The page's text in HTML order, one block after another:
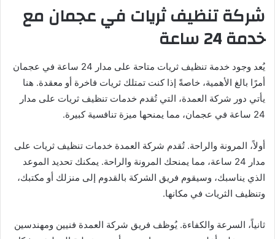
شركة تنظيف ثريات في عجمان مع
خدمة 24 ساعة
يُعد وجود خدمة تنظيف ثريات متاحة على مدار 24 ساعة في عجمان
أمرًا بالغ الأهمية، خاصةً إذا كنت تمتلك ثريات فاخرة أو معقدة. هنا
يأتي دور شركة العمدة، التي تُقدم خدمات تنظيف ثريات على مدار
24 ساعة في عجمان، مما يمنحها ميزة تنافسية كبيرة.
أولاً، المرونة والراحة. تُقدم شركة العمدة خدمات تنظيف ثريات على
مدار 24 ساعة، مما يمنحك المرونة والراحة. يمكنك تحديد الموعد
الذي يناسبك، وسيقوم فريق الشركة بالقدوم إلى منزلك أو مكتبك،
وتنظيف الثريات في مكانها.
ثانياً، السرعة والكفاءة. يُوظف فريق شركة العمدة فنيين ومهندسين